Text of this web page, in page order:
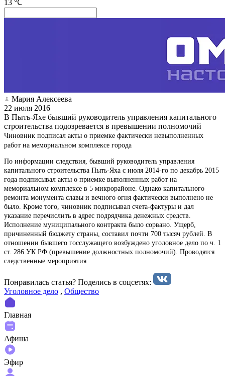
13 ℃
Мария Алексеева
22 июля 2016
В Пыть-Яхе бывший руководитель управления капитального
строительства подозревается в превышении полномочий
Чиновник подписал акты о приемке фактически невыполненных
работ на мемориальном комплексе города
По информации следствия, бывший руководитель управления
капитального строительства Пыть-Яха с июля 2014-го по декабрь 2015
года подписывал акты о приемке выполненных работ на
мемориальном комплексе в 5 микрорайоне. Однако капитального
ремонта монумента славы и вечного огня фактически выполнено не
было. Кроме того, чиновник подписывал счета-фактуры и дал
указание перечислить в адрес подрядчика денежных средств.
Исполнение муниципального контракта было сорвано. Ущерб,
причиненный бюджету страны, составил почти 700 тысяч рублей. В
отношении бывшего госслужащего возбуждено уголовное дело по ч. 1
ст. 286 УК РФ (превышение должностных полномочий). Проводятся
следственные мероприятия.
Понравилась статья? Поделиcь в соцсетях:
Уголовное дело , Общество
Главная
Афиша
Эфир